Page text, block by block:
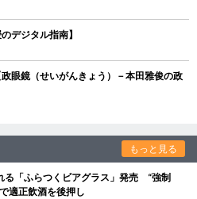
デジタル指南】
眼鏡（せいがんきょう）－本田雅俊の政
もっと見る
る「ふらつくビアグラス」発売 “強制
適正飲酒を後押し